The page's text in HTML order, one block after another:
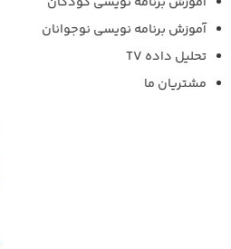
آموزش برنامه نویسی نوجوانان
تحلیل داده TV
مشتریان ما